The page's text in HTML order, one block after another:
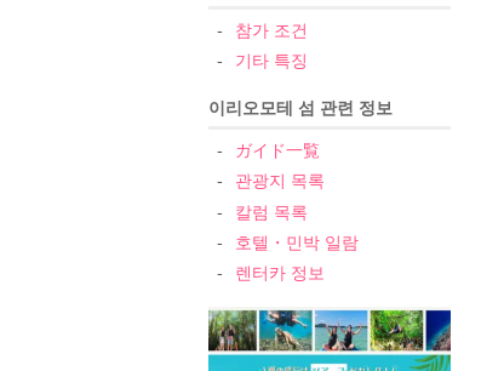
참가 조건
기타 특징
이리오모테 섬 관련 정보
ガイド一覧
관광지 목록
칼럼 목록
호텔・민박 일람
렌터카 정보